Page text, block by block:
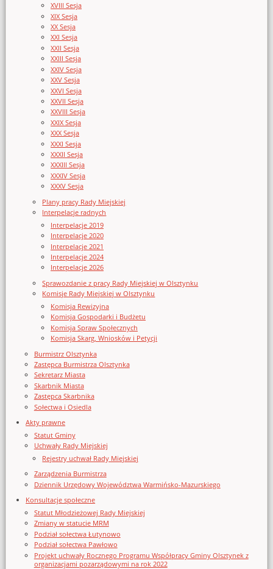
XVIII Sesja
XIX Sesja
XX Sesja
XXI Sesja
XXII Sesja
XXIII Sesja
XXIV Sesja
XXV Sesja
XXVI Sesja
XXVII Sesja
XXVIII Sesja
XXIX Sesja
XXX Sesja
XXXI Sesja
XXXII Sesja
XXXIII Sesja
XXXIV Sesja
XXXV Sesja
Plany pracy Rady Miejskiej
Interpelacje radnych
Interpelacje 2019
Interpelacje 2020
Interpelacje 2021
Interpelacje 2024
Interpelacje 2026
Sprawozdanie z pracy Rady Miejskiej w Olsztynku
Komisje Rady Miejskiej w Olsztynku
Komisja Rewizyjna
Komisja Gospodarki i Budżetu
Komisja Spraw Społecznych
Komisja Skarg, Wniosków i Petycji
Burmistrz Olsztynka
Zastępca Burmistrza Olsztynka
Sekretarz Miasta
Skarbnik Miasta
Zastępca Skarbnika
Sołectwa i Osiedla
Akty prawne
Statut Gminy
Uchwały Rady Miejskiej
Rejestry uchwał Rady Miejskiej
Zarządzenia Burmistrza
Dziennik Urzędowy Województwa Warmińsko-Mazurskiego
Konsultacje społeczne
Statut Młodzieżowej Rady Miejskiej
Zmiany w statucie MRM
Podział sołectwa Łutynowo
Podział sołectwa Pawłowo
Projekt uchwały Rocznego Programu Współpracy Gminy Olsztynek z
organizacjami pozarządowymi na rok 2022